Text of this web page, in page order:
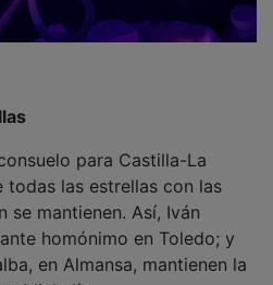
las estrellas con las
mantienen. Así, Iván
homónimo en Toledo; y
en Almansa, mantienen la
Michelín.